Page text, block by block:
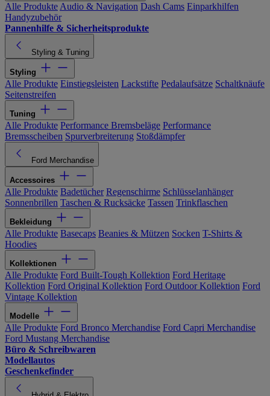
Alle Produkte Audio & Navigation Dash Cams Einparkhilfen
Handyzubehör
Pannenhilfe & Sicherheitsprodukte
Styling & Tuning
Styling
Alle Produkte Einstiegsleisten Lackstifte Pedalaufsätze Schaltknäufe
Seitenstreifen
Tuning
Alle Produkte Performance Bremsbeläge Performance
Bremsscheiben Spurverbreiterung Stoßdämpfer
Ford Merchandise
Accessoires
Alle Produkte Badetücher Regenschirme Schlüsselanhänger
Sonnenbrillen Taschen & Rucksäcke Tassen Trinkflaschen
Bekleidung
Alle Produkte Basecaps Beanies & Mützen Socken T-Shirts &
Hoodies
Kollektionen
Alle Produkte Ford Built-Tough Kollektion Ford Heritage
Kollektion Ford Original Kollektion Ford Outdoor Kollektion Ford
Vintage Kollektion
Modelle
Alle Produkte Ford Bronco Merchandise Ford Capri Merchandise
Ford Mustang Merchandise
Büro & Schreibwaren
Modellautos
Geschenkefinder